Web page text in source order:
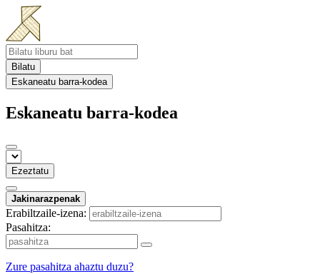
Bilatu
Eskaneatu barra-kodea
Eskaneatu barra-kodea
Ezeztatu
Jakinarazpenak
Erabiltzaile-izena:
Pasahitza:
Zure pasahitza ahaztu duzu?